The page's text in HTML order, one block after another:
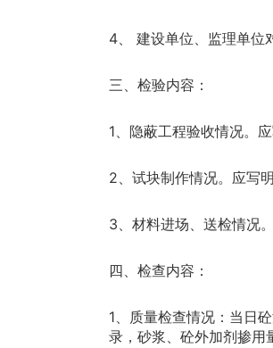
4、 建设单位、监理单位
三、检验内容：
1、隐蔽工程验收情况。
2、试块制作情况。应写
3、材料进场、送检情况
四、检查内容：
1、质量检查情况：当日
录，砂浆、砼外加剂掺用